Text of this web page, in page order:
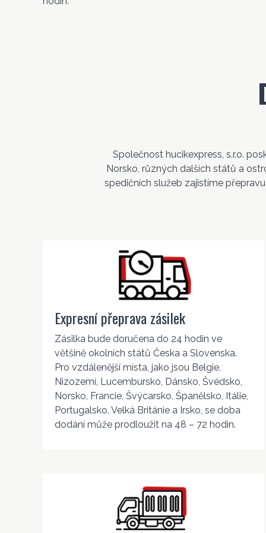
Společnost hucikexpress, s.r.o.
Norsko, různých dalších států a
spedičních služeb zajistíme
Expresní přeprava zásilek
Zásilka bude doručena do 24 hodin ve
většině okolních států Česka a Slovenska.
Pro vzdálenější místa, jako jsou Belgie,
Nizozemí, Lucembursko, Dánsko, Švédsko,
Norsko, Francie, Švýcarsko, Španělsko, Itálie,
Portugalsko, Velká Británie a Irsko, se doba
dodání může prodloužit na 48 – 72 hodin.